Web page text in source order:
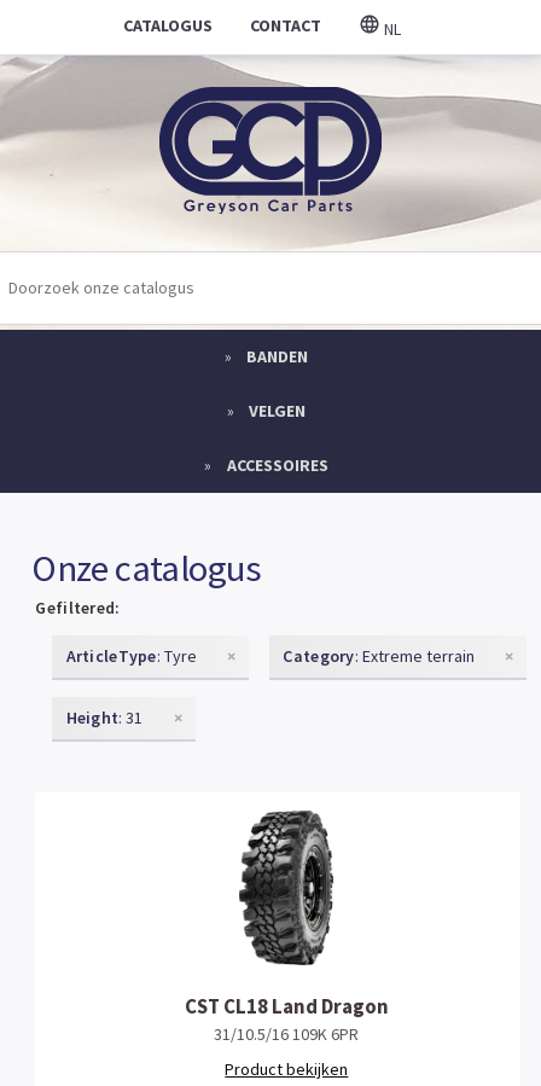
CATALOGUS CONTACT NL
BANDEN
VELGEN
ACCESSOIRES
Onze catalogus
Gefiltered:
ArticleType: Tyre × Category: Extreme terrain ×
Height: 31 ×
CST CL18 Land Dragon
31/10.5/16 109K 6PR
Product bekijken